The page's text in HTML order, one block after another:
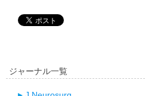
ジャーナル一覧